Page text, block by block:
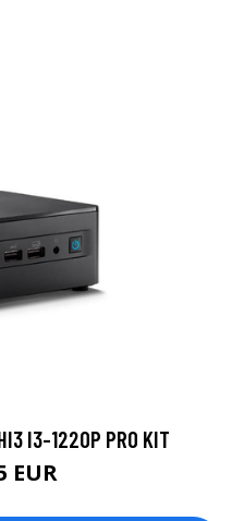
I3-1220P PRO KIT
EUR